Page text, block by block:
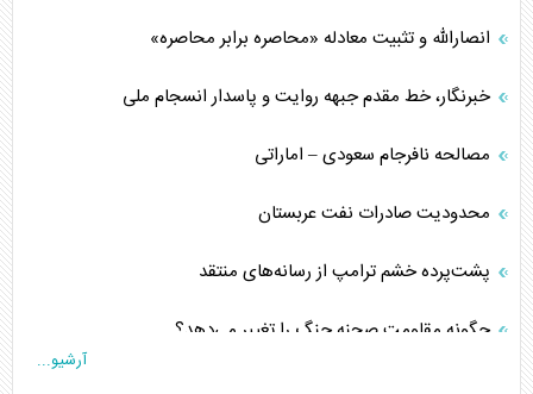
انصارالله و تثبیت معادله «محاصره برابر محاصره»
خبرنگار، خط مقدم جبهه روایت و پاسدار انسجام ملی
مصالحه نافرجام سعودی – اماراتی
محدودیت صادرات نفت عربستان
پشت‌پرده خشم ترامپ از رسانه‌های منتقد
چگونه مقاومت صحنه جنگ را تغییر می‌دهد؟
آرشیو...